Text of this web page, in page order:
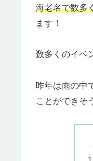
海老名で数多
ます！
数多くのイベ
昨年は雨の中
ことができそ